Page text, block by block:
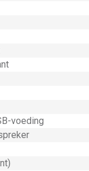
voeding